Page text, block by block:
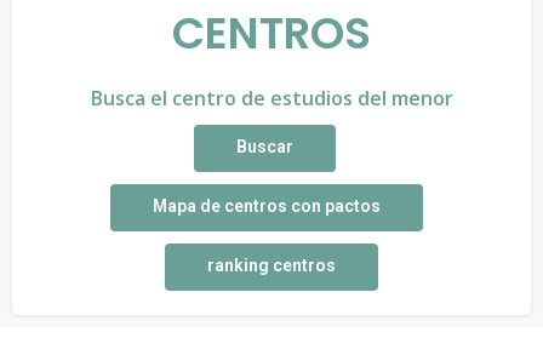
CENTROS
Busca el centro de estudios del menor
Buscar
Mapa de centros con pactos
ranking centros